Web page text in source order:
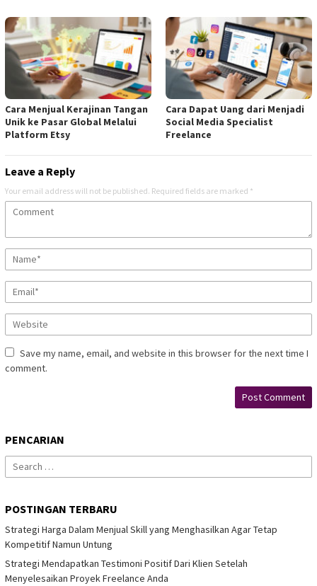
Cara Menjual Kerajinan Tangan
Unik ke Pasar Global Melalui
Platform Etsy
Cara Dapat Uang dari Menjadi
Social Media Specialist
Freelance
Leave a Reply
Your email address will not be published. Required fields are marked *
Save my name, email, and website in this browser for the next time I
comment.
PENCARIAN
Search
for:
POSTINGAN TERBARU
Strategi Harga Dalam Menjual Skill yang Menghasilkan Agar Tetap
Kompetitif Namun Untung
Strategi Mendapatkan Testimoni Positif Dari Klien Setelah
Menyelesaikan Proyek Freelance Anda